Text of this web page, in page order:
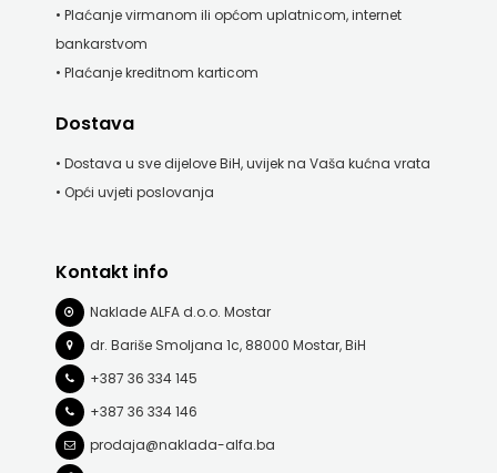
SONJA
ŠKOBIĆ
STEP
STILUS
SYNOPSIS
ŠARENI
DUĆAN
ŠKOLSKA
• Plaćanje virmanom ili općom uplatnicom, internet
bankarstvom
• Plaćanje kreditnom karticom
Dostava
• Dostava u sve dijelove BiH, uvijek na Vaša kućna vrata
• Opći uvjeti poslovanja
Kontakt info
Naklade ALFA d.o.o. Mostar
dr. Bariše Smoljana 1c, 88000 Mostar, BiH
+387 36 334 145
+387 36 334 146
prodaja@naklada-alfa.ba